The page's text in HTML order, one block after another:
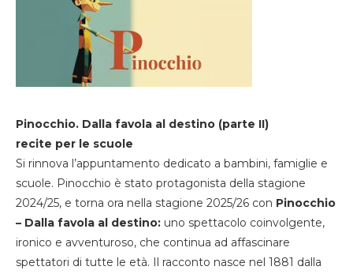
Pinocchio. Dalla favola al destino (parte II)
recite per le scuole
Si rinnova l’appuntamento dedicato a bambini, famiglie e
scuole. Pinocchio è stato protagonista della stagione
2024/25, e torna ora nella stagione 2025/26 con Pinocchio
– Dalla favola al destino: uno spettacolo coinvolgente,
ironico e avventuroso, che continua ad affascinare
spettatori di tutte le età. Il racconto nasce nel 1881 dalla